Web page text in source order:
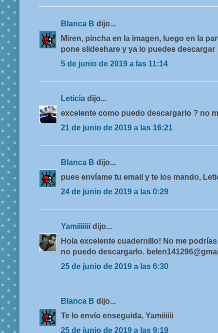
Blanca B dijo...
Miren, pincha en la imagen, luego en la
pone slideshare y ya lo puedes descargar
5 de junio de 2019 a las 11:14
Leticia dijo...
excelente como puedo descargarlo ? no
21 de junio de 2019 a las 16:21
Blanca B dijo...
pues envíame tu email y te los mando,
24 de junio de 2019 a las 0:29
Yamiiiiiii dijo...
Hola excelente cuadernillo! No me
no puedo descargarlo.
25 de junio de 2019 a las 6:30
Blanca B dijo...
Te lo envío enseguida, Yamiiiiii
25 de junio de 2019 a las 9:19